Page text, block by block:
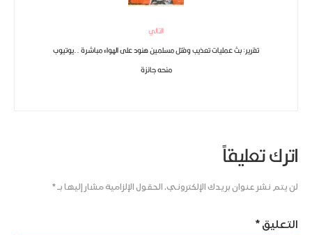
التالي
تقرير: بث عمليات تعذيب وقتل مسلمين هنود على الهواء مباشرة ..يوتيوب
منحه جائزة
اترك تعليقاً
لن يتم نشر عنوان بريدك الإلكتروني. الحقول الإلزامية مشار إليها بـ*
التعليق *